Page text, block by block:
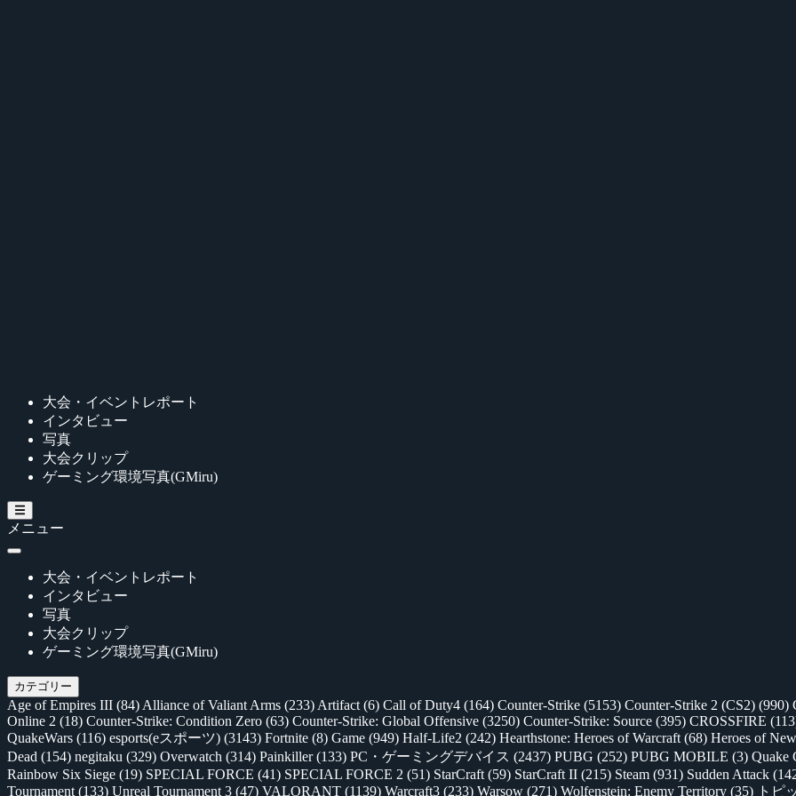
大会・イベントレポート
インタビュー
写真
大会クリップ
ゲーミング環境写真(GMiru)
メニュー
大会・イベントレポート
インタビュー
写真
大会クリップ
ゲーミング環境写真(GMiru)
カテゴリー
Age of Empires III (84) Alliance of Valiant Arms (233) Artifact (6) Call of Duty4 (164) Counter-Strike (5153) Counter-Strike 2 (CS2) (990)
Online 2 (18) Counter-Strike: Condition Zero (63) Counter-Strike: Global Offensive (3250) Counter-Strike: Source (395) CROSSFIRE
QuakeWars (116) esports(eスポーツ) (3143) Fortnite (8) Game (949) Half-Life2 (242) Hearthstone: Heroes of Warcraft (68) Heroes of
Dead (154) negitaku (329) Overwatch (314) Painkiller(133) PC・ゲーミングデバイス (2437) PUBG (252) PUBG MOBILE (3) Quake
Rainbow Six Siege (19) SPECIAL FORCE (41) SPECIAL FORCE 2 (51) StarCraft (59) StarCraft II (215) Steam (931) Sudden Attack
Tournament (133) Unreal Tournament 3 (47) VALORANT (1139) Warcraft3 (233) Warsow (271) Wolfenstein: Enemy Territory (35) トピ